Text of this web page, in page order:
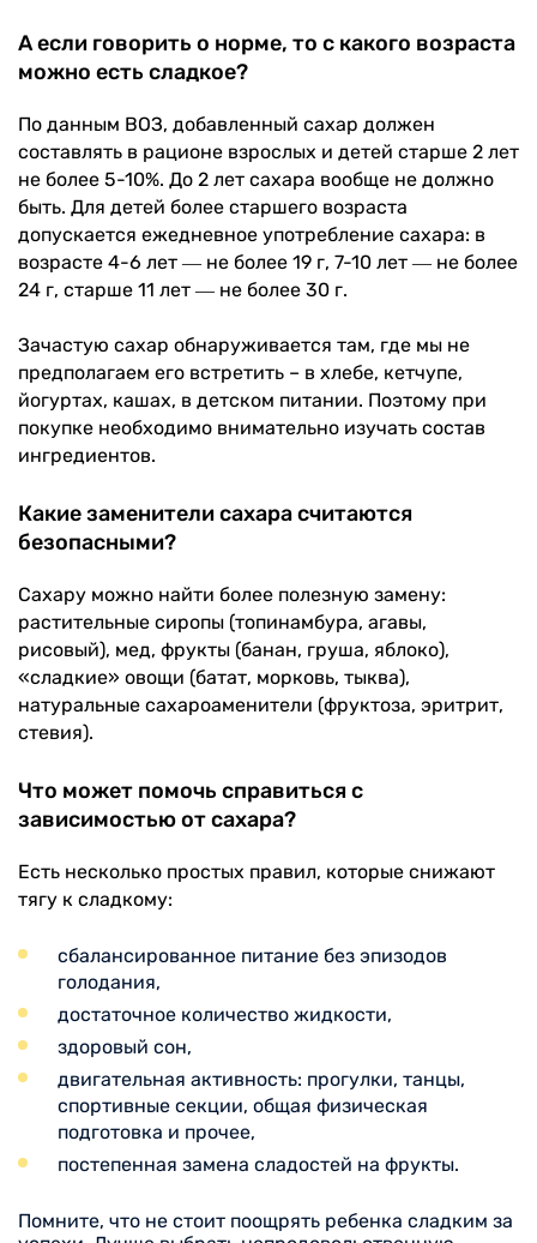
А если говорить о норме, то с какого возраста
можно есть сладкое?
По данным ВОЗ, добавленный сахар должен
составлять в рационе взрослых и детей старше 2 лет
не более 5-10%. До 2 лет сахара вообще не должно
быть. Для детей более старшего возраста
допускается ежедневное употребление сахара: в
возрасте 4-6 лет ― не более 19 г, 7-10 лет ― не более
24 г, старше 11 лет ― не более 30 г.
Зачастую сахар обнаруживается там, где мы не
предполагаем его встретить – в хлебе, кетчупе,
йогуртах, кашах, в детском питании. Поэтому при
покупке необходимо внимательно изучать состав
ингредиентов.
Какие заменители сахара считаются
безопасными?
Сахару можно найти более полезную замену:
растительные сиропы (топинамбура, агавы,
рисовый), мед, фрукты (банан, груша, яблоко),
«сладкие» овощи (батат, морковь, тыква),
натуральные сахароаменители (фруктоза, эритрит,
стевия).
Что может помочь справиться с
зависимостью от сахара?
Есть несколько простых правил, которые снижают
тягу к сладкому:
сбалансированное питание без эпизодов
голодания,
достаточное количество жидкости,
здоровый сон,
двигательная активность: прогулки, танцы,
спортивные секции, общая физическая
подготовка и прочее,
постепенная замена сладостей на фрукты.
Помните, что не стоит поощрять ребенка сладким за